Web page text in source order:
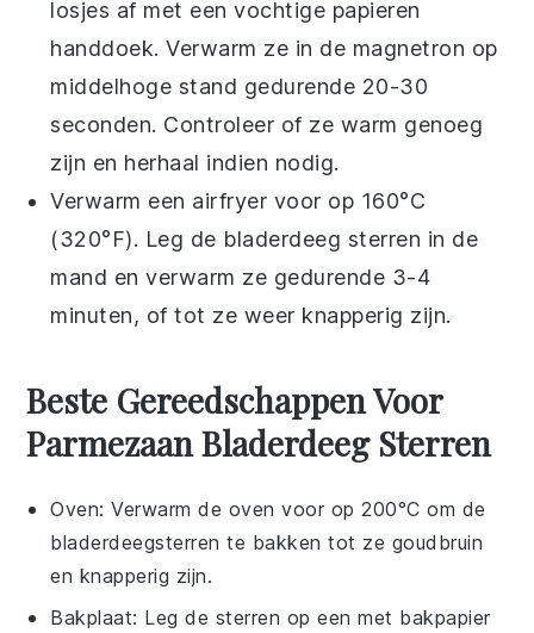
losjes af met een vochtige papieren
handdoek. Verwarm ze in de magnetron op
middelhoge stand gedurende 20-30
seconden. Controleer of ze warm genoeg
zijn en herhaal indien nodig.
Verwarm een airfryer voor op 160°C
(320°F). Leg de bladerdeeg sterren in de
mand en verwarm ze gedurende 3-4
minuten, of tot ze weer knapperig zijn.
Beste Gereedschappen Voor
Parmezaan Bladerdeeg Sterren
Oven: Verwarm de oven voor op 200°C om de
bladerdeegsterren te bakken tot ze goudbruin
en knapperig zijn.
Bakplaat: Leg de sterren op een met bakpapier